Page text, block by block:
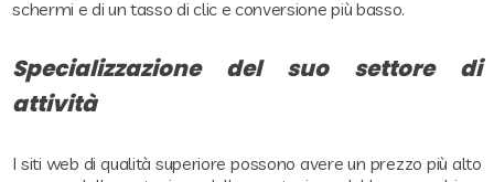
schermi e di un tasso di clic e conversione più basso.
Specializzazione del suo settore di
attività
I siti web di qualità superiore possono avere un prezzo più alto